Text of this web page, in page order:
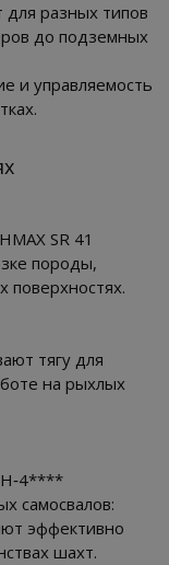
разных типов
до подземных
и управляемость
SR 41
породы,
поверхностях.
тягу для
на рыхлых
самосвалов:
эффективно
шахт.